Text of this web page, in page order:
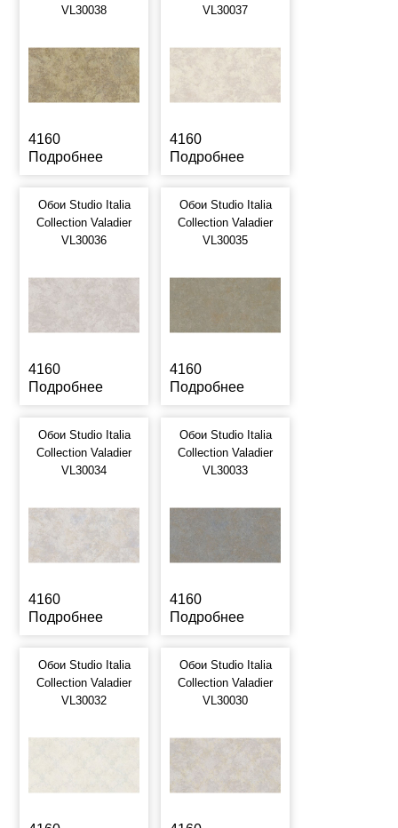
VL30038
4160
Подробнее
VL30037
4160
Подробнее
Обои Studio Italia
Collection Valadier
VL30036
4160
Подробнее
Обои Studio Italia
Collection Valadier
VL30035
4160
Подробнее
Обои Studio Italia
Collection Valadier
VL30034
4160
Подробнее
Обои Studio Italia
Collection Valadier
VL30033
4160
Подробнее
Обои Studio Italia
Collection Valadier
VL30032
Обои Studio Italia
Collection Valadier
VL30030